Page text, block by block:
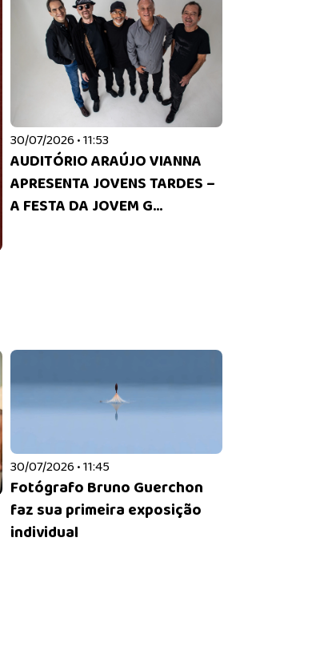
30/07/2026 • 11:53
AUDITÓRIO ARAÚJO VIANNA
APRESENTA JOVENS TARDES –
A FESTA DA JOVEM G...
30/07/2026 • 11:45
Fotógrafo Bruno Guerchon
faz sua primeira exposição
individual